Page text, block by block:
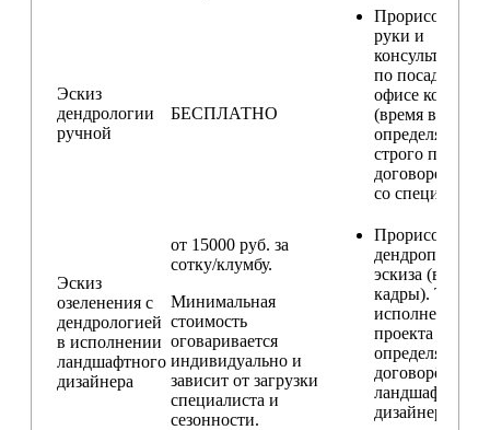
Эскиз
дендрологии
ручной
БЕСПЛАТНО
Прорисовка от
руки и
по посадкам в
офисе
(время встречи
определяется
строго по
со
Эскиз
озеленения с
дендрологией
в исполнении
ландшафтного
дизайнера
от 15000 руб. за
сотку/клумбу.
Минимальная
стоимость
оговаривается
индивидуально и
зависит от загрузки
специалиста и
сезонности.
Прорисовка
дендроплана и
эскиза
кадры).
исполнения
проекта
определяется
ландшафтным
дизайнером